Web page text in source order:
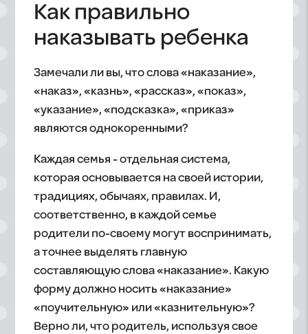
Как правильно
наказывать ребенка
Замечали ли вы, что слова «наказание»,
«наказ», «казнь», «рассказ», «показ»,
«указание», «подсказка», «приказ»
являются однокоренными?
Каждая семья - отдельная система,
которая основывается на своей истории,
традициях, обычаях, правилах. И,
соответственно, в каждой семье
родители по-своему могут воспринимать,
а точнее выделять главную
составляющую слова «наказание». Какую
форму должно носить «наказание»
«поучительную» или «казнительную»?
Верно ли, что родитель, используя свое